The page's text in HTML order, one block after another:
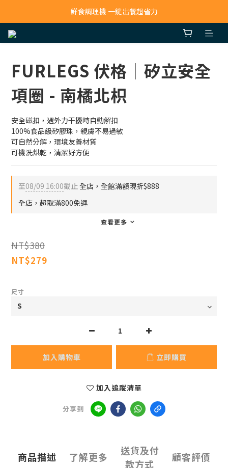
寵物吸毛機 吸毛清淨抗敏一次搞定
鮮食調理機 一鍵出餐超省力
FURLEGS 伏格｜矽立安全
項圈 - 南橘北枳
安全磁扣，遇外力干擾時自動解扣
100%食品級矽膠珠，親膚不易過敏
可自然分解，環境友善材質
可機洗烘乾，清潔好方便
至08/09 16:00截止全店，全館滿額現折$888
全店，超取滿800免運
查看更多
NT$380
NT$279
尺寸
加入購物車 立即購買
加入追蹤清單
分享到
商品描述 了解更多
送貨及付
款方式
顧客評價